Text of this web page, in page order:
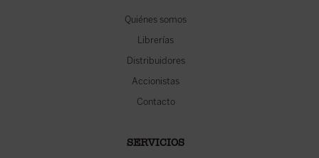
Quiénes somos
Librerías
Distribuidores
Accionistas
Contacto
SERVICIOS